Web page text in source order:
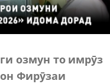
озмун то имрӯз
Фирӯзаи